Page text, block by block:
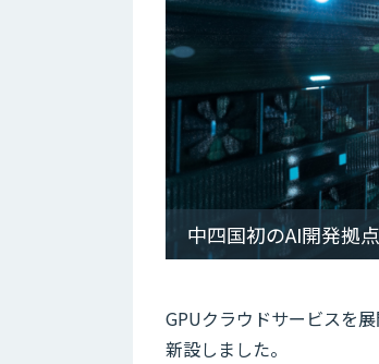
中四国初のAI開発拠
GPUクラウドサービスを
新設しました。